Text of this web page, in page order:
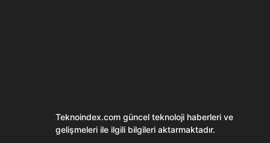
Teknoindex.com güncel teknoloji haberleri ve
gelişmeleri ile ilgili bilgileri aktarmaktadır.